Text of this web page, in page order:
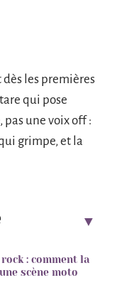
les premières
qui pose
pas une voix off :
grimpe, et la
: comment la
scène moto